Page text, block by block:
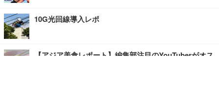
10G光回線導入レポ
【アジア美食レポート】編集部注目のYouTuberがオス